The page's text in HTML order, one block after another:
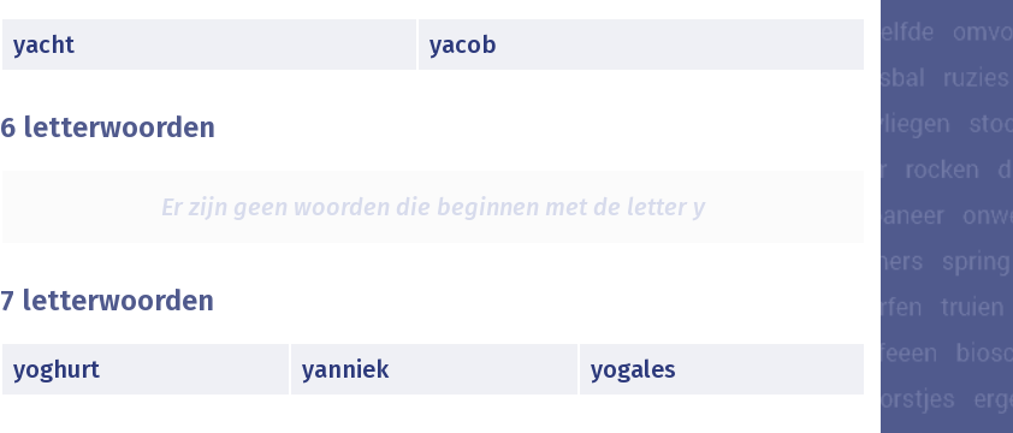
yacht yacob
6 letterwoorden
Er zijn geen woorden die beginnen met de letter y
7 letterwoorden
yoghurt yanniek yogales